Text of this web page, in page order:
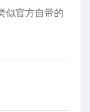
似官方自带的